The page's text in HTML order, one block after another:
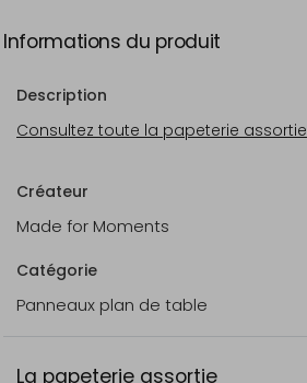
Informations du produit
Description
Consultez toute la papeterie assortie
Créateur
Made for Moments
Catégorie
Panneaux plan de table
La papeterie assortie